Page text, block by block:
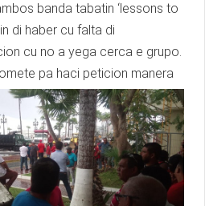
banda tabatin ‘lessons to
di haber cu falta di
cu no a yega cerca e grupo.
pa haci peticion manera